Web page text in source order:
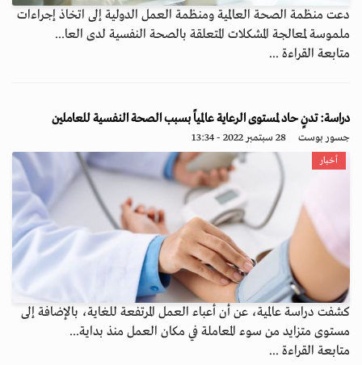
دعت منظمة الصحة العالمية ومنظمة العمل الدولية إلى اتخاذ إجراءات
ملموسة لمعالجة المشكلات المتعلقة بالصحة النفسية لدى العا...
متابعة القراءة ...
دراسة: تدنٍ حاد لمستوى الرعاية عالمياً بسبب الصحة النفسية للعاملين
جسور بوست 28 سبتمبر 2022 - 13:34
أخبار
كشفت دراسة عالمية، عن أن أعباء العمل المرتفعة للغاية، بالإضافة إلى
مستوى متزايد من سوء المعاملة في مكان العمل منذ بداية...
متابعة القراءة ...